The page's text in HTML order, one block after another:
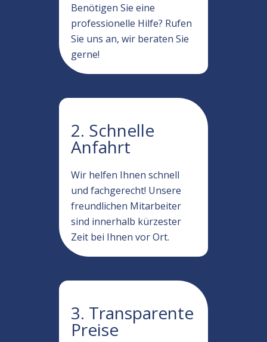
Benötigen Sie eine
professionelle Hilfe? Rufen
Sie uns an, wir beraten Sie
gerne!
2. Schnelle
Anfahrt
Wir helfen Ihnen schnell
und fachgerecht! Unsere
freundlichen Mitarbeiter
sind innerhalb kürzester
Zeit bei Ihnen vor Ort.
3. Transparente
Preise